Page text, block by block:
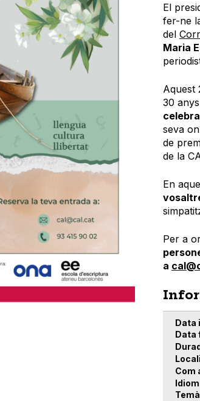
El
fer-ne
del
Maria
Aquest
30
seva
de
de la
En
Per a
a
Data
Data
Com